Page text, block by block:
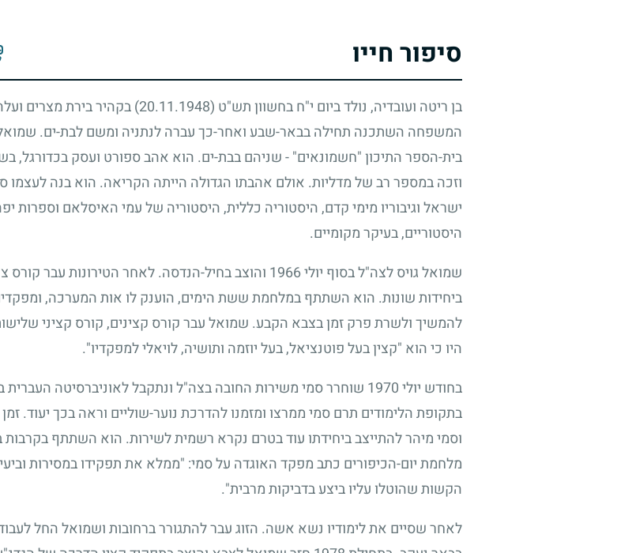
סיפור חייו
בן ריטה ועובדיה, נולד ביום י"ח בחשוון תש"ט (20.11.1948) בקהיר בירת מצרים
המשפחה השתכנה תחילה בבאר-שבע ואחר-כך עברה לנתניה ומשם לבת-ים. שמואל
בית-הספר התיכון "חשמונאים"-שניהם בבת-ים. הוא אהב ספורט ועסק בכדורגל,
וזכה במספר רב של מדליות. אולם אהבתו הגדולה הייתה הקריאה. הוא בנה לעצמו
ישראל וגיבוריו מימי קדם, היסטוריה כללית, היסטוריה של עמי האיסלאם וספרות
היסטוריים, בעיקר מקומיים.
שמואל גויס לצה"ל בסוף יולי1966 והוצב בחיל-הנדסה. לאחר הטירונות עבר
ביחידות שונות. הוא השתתף במלחמת ששת הימים, הוענק לו אות המערכה,
להמשיך ולשרת פרק זמן בצבא הקבע. שמואל עבר קורס קצינים, קורס קציני
היו כי הוא "קצין בעל פוטנציאל, בעל יוזמה ותושיה, לויאלי למפקדיו".
בחודש יולי1970 שוחרר סמי משירות החובה בצה"ל ונתקבל לאוניברסיטה
בתקופת הלימודים תרם סמי ממרצו ומזמנו להדרכת נוער-שוליים וראה בכך יעוד.
וסמי מיהר להתייצב ביחידתו עוד בטרם נקרא רשמית לשירות. הוא השתתף בקרבות
מלחמת יום-הכיפורים כתב מפקד האוגדה על סמי: "ממלא את תפקידו במסירות
הקשות שהוטלו עליו ביצע בדביקות מרבית".
לאחר שסיים את לימודיו נשא אשה. הזוג עבר להתגורר ברחובות ושמואל החל